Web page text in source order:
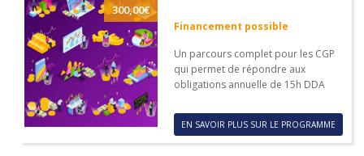
300,00€
Financement possible
Un parcours complet pour les CGP
qui permet de répondre aux
obligations annuelle de 15h DDA
EN SAVOIR PLUS SUR LE PROGRAMME